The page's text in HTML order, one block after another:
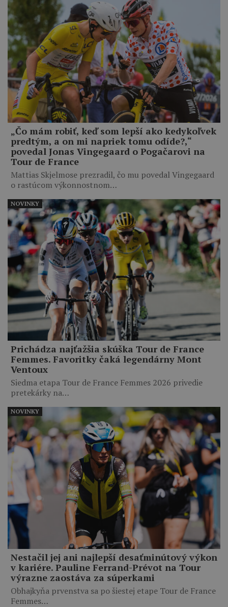
„Čo mám robiť, keď som lepší ako kedykoľvek
predtým, a on mi napriek tomu odíde?,“
povedal Jonas Vingegaard o Pogačarovi na
Tour de France
Mattias Skjelmose prezradil, čo mu povedal Vingegaard
o rastúcom výkonnostnom…
Prichádza najťažšia skúška Tour de France
Femmes. Favoritky čaká legendárny Mont
Ventoux
Siedma etapa Tour de France Femmes 2026 privedie
pretekárky na…
NOVINKY
Nestačil jej ani najlepší desaťminútový výkon
v kariére. Pauline Ferrand-Prévot na Tour
výrazne zaostáva za súperkami
Obhajkyňa prvenstva sa po šiestej etape Tour de France
Femmes…
NOVINKY